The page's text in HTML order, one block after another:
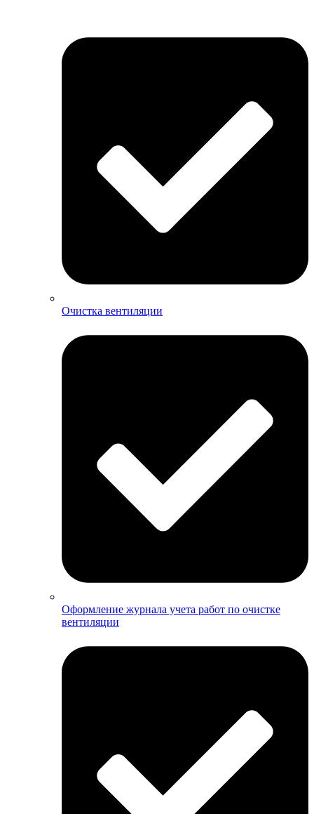
Очистка вентиляции
Оформление журнала учета работ по очистке
вентиляции